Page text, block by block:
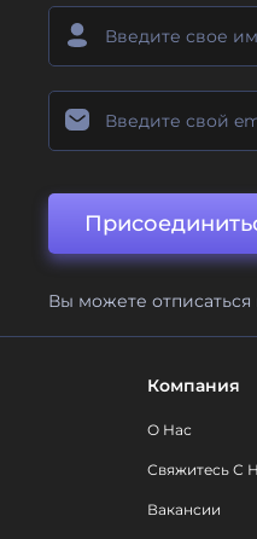
Вы можете
Компания
О Нас
Свяжитесь С
Вакансии